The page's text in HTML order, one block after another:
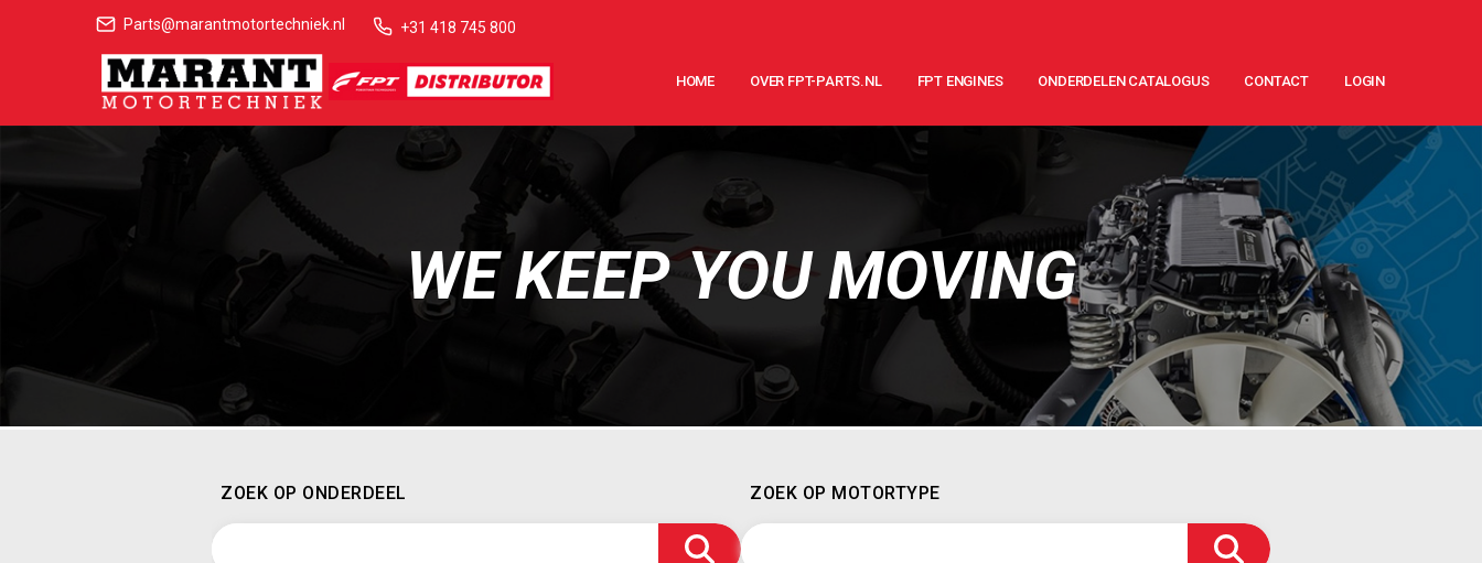
Parts@marantmotortechniek.nl +31 418 745 800
HOME OVER FPT-PARTS.NL FPT ENGINES ONDERDELEN CATALOGUS CONTACT LOGIN
WE KEEP YOU MOVING
ZOEK OP ONDERDEEL ZOEK OP MOTORTYPE